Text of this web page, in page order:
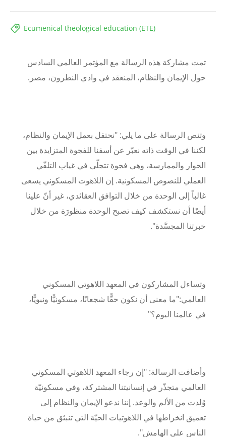
Ecumenical theological education (ETE)
تمت مشاركة هذه الرسالة مع المؤتمر العالمي السادس
حول الإيمان والنظام، المنعقد في وادي النطرون، مصر.
وتنص الرسالة على ما يلي: "نحتفل بعمل الإيمان والنظام،
لكننا في الوقت ذاته نعبّر عن أسفنا للفجوة المتزايدة بين
الحوار والممارسة، وهي فجوة تتجلّى في غياب التلقّي
العملي للنصوص المسكونية. إن اللاهوت المسكوني يسعى
غالباً إلى الوحدة من خلال التوافق العقائدي، غير أنّ علينا
أيضًا أن نستكشف كيف تصبح الوحدة منظورَة من خلال
خبرتنا المجسَّدة".
وتساءل المشاركون في المعهد اللاهوتي المسكوني
العالمي:"ما معنى أن نكون حقًّا شجعانًا، مسكونيًّا ونبويًّا،
في عالمنا اليوم؟"
وأضافت الرسالة: "إن رجاء المعهد اللاهوتي المسكوني
العالمي متجذّر في إنسانيتنا المشتركة، وفي مسكونيّة
وُلدت من الألم والوعد. إننا ندعو الإيمان والنظام إلى
تعميق انخراطها في اللاهوتيات الحيّة التي تنبثق من حياة
الناس على الهامش".